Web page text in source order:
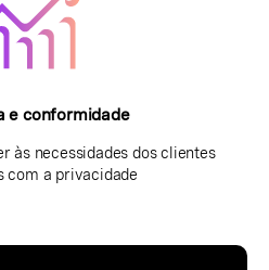
e conformidade
às necessidades dos clientes
com a privacidade